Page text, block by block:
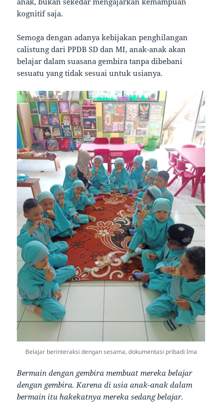
kognitif saja.
Semoga dengan adanya kebijakan penghilangan
calistung dari PPDB SD dan MI, anak-anak akan
belajar dalam suasana gembira tanpa dibebani
sesuatu yang tidak sesuai untuk usianya.
Belajar berinteraksi dengan sesama, dokumentasi pribadi Ima
Bermain dengan gembira membuat mereka belajar
dengan gembira. Karena di usia anak-anak dalam
bermain itu hakekatnya mereka sedang belajar.